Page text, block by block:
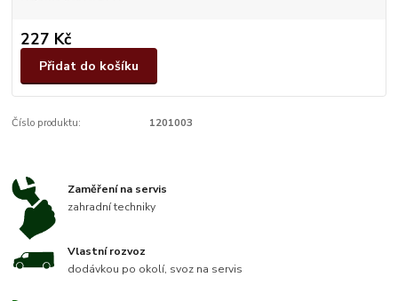
227 Kč
Přidat do košíku
Číslo produktu: 1201003
Zaměření na servis
zahradní techniky
Vlastní rozvoz
dodávkou po okolí, svoz na servis